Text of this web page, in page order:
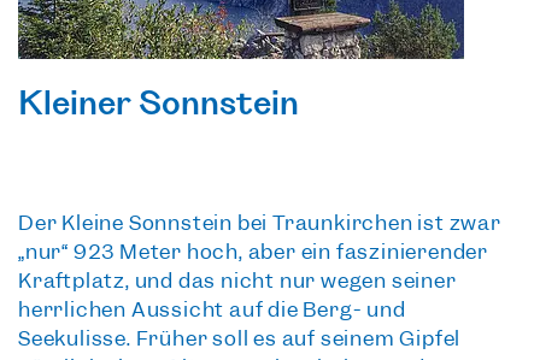
Kleiner Sonnstein
Der Kleine Sonnstein bei Traunkirchen ist zwar
„nur“ 923 Meter hoch, aber ein faszinierender
Kraftplatz, und das nicht nur wegen seiner
herrlichen Aussicht auf die Berg- und
Seekulisse. Früher soll es auf seinem Gipfel